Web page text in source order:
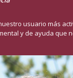
usuario más
y de ayuda que